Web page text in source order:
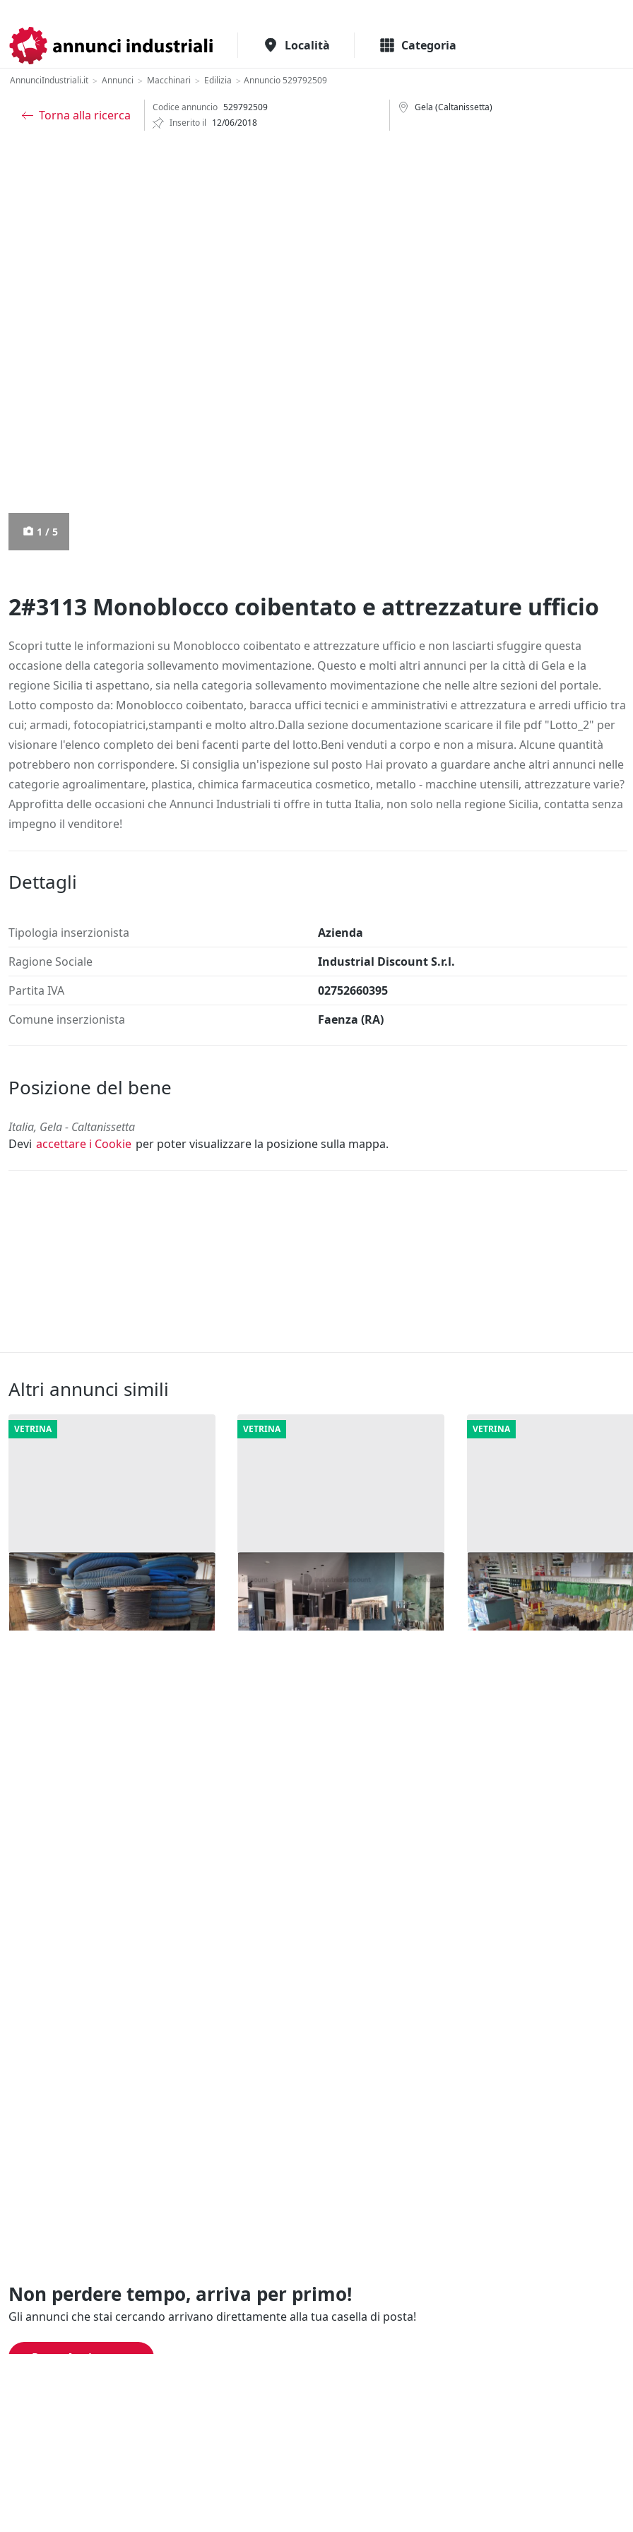
Località Categoria
AnnunciIndustriali.it > Annunci > Macchinari > Edilizia > Annuncio 529792509
Torna alla ricerca
Codice annuncio 529792509
Inserito il 12/06/2018
Gela (Caltanissetta)
1 / 5
2#3113 Monoblocco coibentato e attrezzature ufficio
Scopri tutte le informazioni su Monoblocco coibentato e attrezzature ufficio e non lasciarti sfuggire questa
occasione della categoria sollevamento movimentazione. Questo e molti altri annunci per la città di Gela e la
regione Sicilia ti aspettano, sia nella categoria sollevamento movimentazione che nelle altre sezioni del portale.
Lotto composto da: Monoblocco coibentato, baracca uffici tecnici e amministrativi e attrezzatura e arredi ufficio tra
cui; armadi, fotocopiatrici,stampanti e molto altro.Dalla sezione documentazione scaricare il file pdf "Lotto_2" per
visionare l'elenco completo dei beni facenti parte del lotto.Beni venduti a corpo e non a misura. Alcune quantità
potrebbero non corrispondere. Si consiglia un'ispezione sul posto Hai provato a guardare anche altri annunci nelle
categorie agroalimentare, plastica, chimica farmaceutica cosmetico, metallo - macchine utensili, attrezzature varie?
Approfitta delle occasioni che Annunci Industriali ti offre in tutta Italia, non solo nella regione Sicilia, contatta senza
impegno il venditore!
Dettagli
Tipologia inserzionista
Azienda
Ragione Sociale
Industrial Discount S.r.l.
Partita IVA
02752660395
Comune inserzionista
Faenza (RA)
Posizione del bene
Italia, Gela - Caltanissetta
Devi accettare i Cookie per poter visualizzare la posizione sulla mappa.
Altri annunci simili
VETRINA
7#10015 Attrezzature varie da
cantiere
Caltanissetta (Caltanissetta)
5.055 €
VETRINA
18#10037 Stock di espositori,
arredi e merce per l'idraulica
Agrigento (Agrigento)
17.443 €
VETRINA
15#10037 Stock di prodotti
ferramenta
Agrigento (Agrigento)
19.333 €
Non perdere tempo, arriva per primo!
Gli annunci che stai cercando arrivano direttamente alla tua casella di posta!
Resta Aggiornato